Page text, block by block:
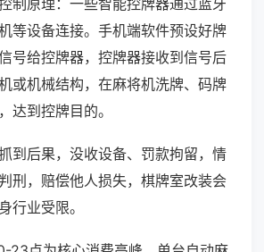
等设备连接。手机端软件预设好牌
号给控牌器，控牌器接收到信号后
或机械结构，在麻将机洗牌、码牌
达到控牌目的。
到后果，没收设备、罚款拘留，情
刑，赔偿他人损失，棋牌室改装会
行业受限。